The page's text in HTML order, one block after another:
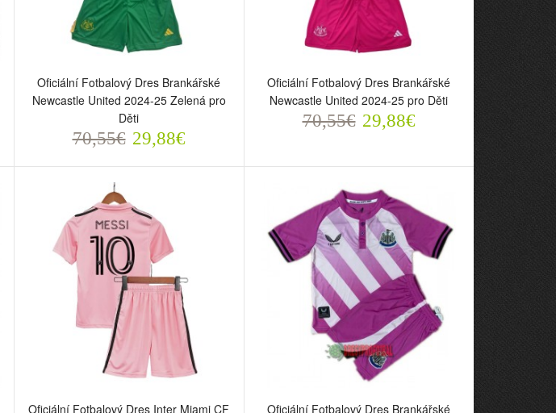
Oficiální Fotbalový Dres Brankářské
Newcastle United 2024-25 Zelená pro
Děti
70,55€ 29,88€
Oficiální Fotbalový Dres Brankářské
Newcastle United 2024-25 pro Děti
70,55€ 29,88€
Oficiální Fotbalový Dres Inter Miami CF
Oficiální Fotbalový Dres Brankářské